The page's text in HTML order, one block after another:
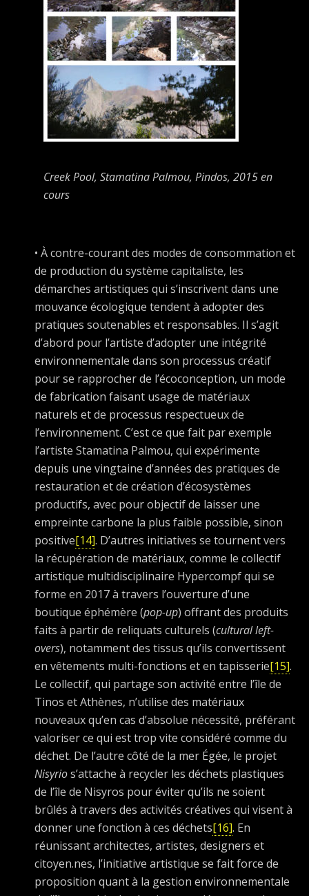
Creek Pool, Stamatina Palmou, Pindos, 2015 en
cours
• À contre-courant des modes de consommation et
de production du système capitaliste, les
démarches artistiques qui s’inscrivent dans une
mouvance écologique tendent à adopter des
pratiques soutenables et responsables. Il s’agit
d’abord pour l’artiste d’adopter une intégrité
environnementale dans son processus créatif
pour se rapprocher de l’écoconception, un mode
de fabrication faisant usage de matériaux
naturels et de processus respectueux de
l’environnement. C’est ce que fait par exemple
l’artiste Stamatina Palmou, qui expérimente
depuis une vingtaine d’années des pratiques de
restauration et de création d’écosystèmes
productifs, avec pour objectif de laisser une
empreinte carbone la plus faible possible, sinon
positive[14]. D’autres initiatives se tournent vers
la récupération de matériaux, comme le collectif
artistique multidisciplinaire Hypercompf qui se
forme en 2017 à travers l’ouverture d’une
boutique éphémère (pop-up) offrant des produits
faits à partir de reliquats culturels (cultural left-
overs), notamment des tissus qu’ils convertissent
en vêtements multi-fonctions et en tapisserie[15].
Le collectif, qui partage son activité entre l’île de
Tinos et Athènes, n’utilise des matériaux
nouveaux qu’en cas d’absolue nécessité, préférant
valoriser ce qui est trop vite considéré comme du
déchet. De l’autre côté de la mer Égée, le projet
Nisyrios’attache à recycler les déchets plastiques
de l’île de Nisyros pour éviter qu’ils ne soient
brûlés à travers des activités créatives qui visent à
donner une fonction à ces déchets[16]. En
réunissant architectes, artistes, designers et
citoyen.nes, l’initiative artistique se fait force de
proposition quant à la gestion environnementale